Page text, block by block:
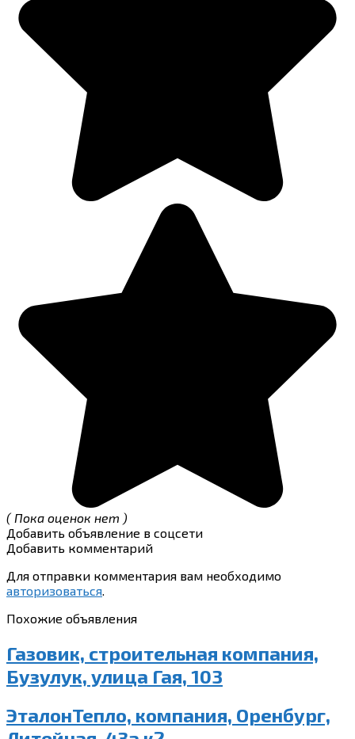
( Пока оценок нет )
Добавить объявление в соцсети
Добавить комментарий
Для отправки комментария вам необходимо
авторизоваться.
Похожие объявления
Газовик, строительная компания,
Бузулук, улица Гая, 103
ЭталонТепло, компания, Оренбург,